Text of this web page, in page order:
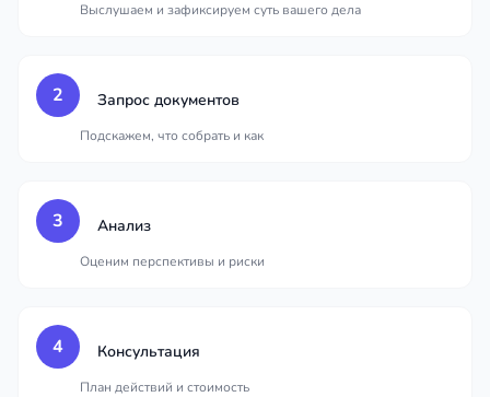
Выслушаем и зафиксируем суть вашего дела
2 Запрос документов
Подскажем, что собрать и как
3 Анализ
Оценим перспективы и риски
4 Консультация
План действий и стоимость